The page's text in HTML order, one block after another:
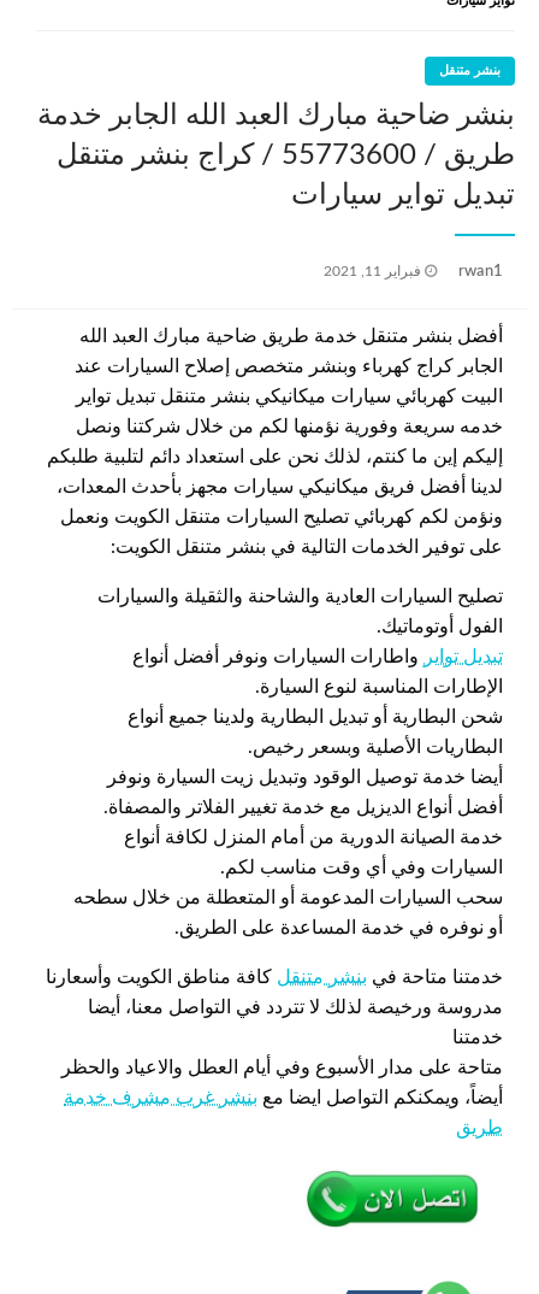
بنشر متنقل
بنشر ضاحية مبارك العبد الله الجابر خدمة
طريق / 55773600‬ / كراج بنشر متنقل
تبديل تواير سيارات
rwan1
نُشر
فبراير 11, 2021
أفضل بنشر متنقل خدمة طريق ضاحية مبارك العبد الله
الجابر كراج كهرباء وبنشر متخصص إصلاح السيارات عند
البيت كهربائي سيارات ميكانيكي بنشر متنقل تبديل تواير
خدمه سريعة وفورية نؤمنها لكم من خلال شركتنا ونصل
إليكم إين ما كنتم، لذلك نحن على استعداد دائم لتلبية طلبكم
لدينا أفضل فريق ميكانيكي سيارات مجهز بأحدث المعدات،
ونؤمن لكم كهربائي تصليح السيارات متنقل الكويت ونعمل
على توفير الخدمات التالية في بنشر متنقل الكويت:
تصليح السيارات العادية والشاحنة والثقيلة والسيارات
الفول أوتوماتيك.
تبديل تواير
واطارات السيارات ونوفر أفضل أنواع
الإطارات المناسبة لنوع السيارة.
شحن البطارية أو تبديل البطارية ولدينا جميع أنواع
البطاريات الأصلية وبسعر رخيص.
أيضا خدمة توصيل الوقود وتبديل زيت السيارة ونوفر
أفضل أنواع الديزيل مع خدمة تغيير الفلاتر والمصفاة.
خدمة الصيانة الدورية من أمام المنزل لكافة أنواع
السيارات وفي أي وقت مناسب لكم.
سحب السيارات المدعومة أو المتعطلة من خلال سطحه
أو نوفره في خدمة المساعدة على الطريق.
خدمتنا متاحة في بنشر متنقل كافة مناطق الكويت وأسعارنا
مدروسة ورخيصة لذلك لا تتردد في التواصل معنا، أيضا
خدمتنا
متاحة على مدار الأسبوع وفي أيام العطل والاعياد والحظر
أيضاً، ويمكنكم التواصل ايضا مع بنشر غرب مشرف خدمة
طريق